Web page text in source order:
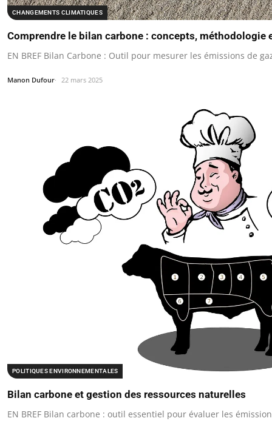
CHANGEMENTS CLIMATIQUES
Comprendre le bilan carbone : concepts, méthodologie
EN BREF Bilan Carbone : Outil pour mesurer les émissions de
Manon Dufour 22 mars 2025
POLITIQUES ENVIRONNEMENTALES
Bilan carbone et gestion des ressources naturelles
EN BREF Bilan carbone : outil essentiel pour évaluer les